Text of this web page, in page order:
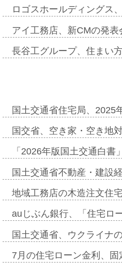
ロゴスホールディングス
アイ工務店、新CMの発
長谷工グループ、住まい
国土交通省住宅局、
国交省、空き家・空き地
「2026年版国土交通白
国土交通省不動産・建設
地域工務店の木造注文住
auじぶん銀行、「住宅ロ
国土交通省、ウクライナ
7月の住宅ローン金利、